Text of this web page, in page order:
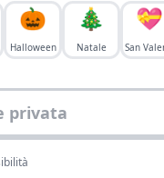
🎃
Halloween
🎄
Natale
💝
San
privata
Risultati